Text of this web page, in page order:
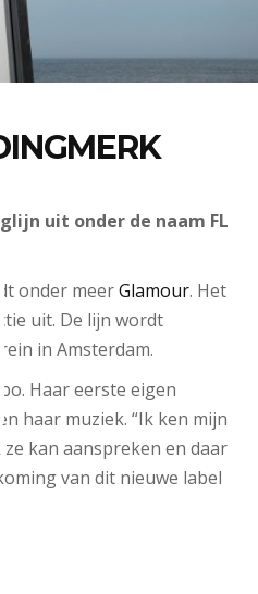
uit onder de naam FL
onder meerGlamour. Het
uit. De lijn wordt
in Amsterdam.
Haar eerste eigen
haar muziek. “Ik ken mijn
kan aanspreken en daar
van dit nieuwe label